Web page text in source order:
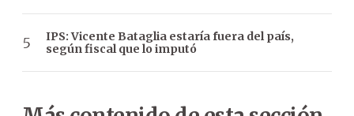
IPS: Vicente Bataglia estaría fuera del país,
según fiscal que lo imputó